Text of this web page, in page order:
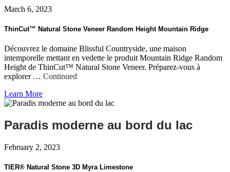
March 6, 2023
ThinCut™ Natural Stone Veneer Random Height Mountain Ridge
Découvrez le domaine Blissful Countryside, une maison
intemporelle mettant en vedette le produit Mountain Ridge Random
Height de ThinCut™ Natural Stone Veneer. Préparez-vous à
explorer … Continued
Learn More
Paradis moderne au bord du lac
February 2, 2023
TIER® Natural Stone 3D Myra Limestone